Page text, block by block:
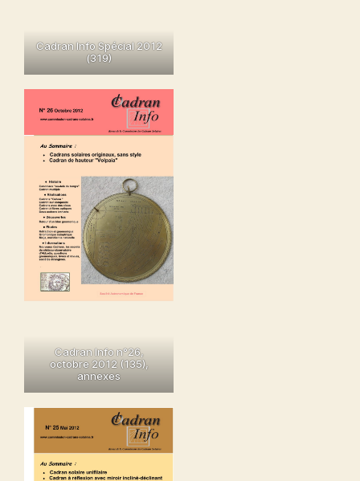
Cadran Info Spécial 2012
(319)
Cadran Info n°26,
octobre 2012 (135),
annexes